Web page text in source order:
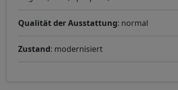
Qualität der Ausstattung: normal
Zustand: modernisiert